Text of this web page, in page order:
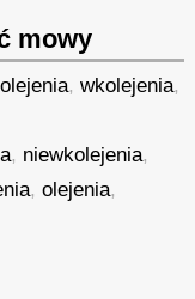
mowy
olejenia,wkolejenia,
, niewkolejenia,
,olejenia,